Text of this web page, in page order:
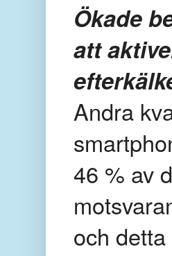
Ökade
att
Andra
46 % av
och